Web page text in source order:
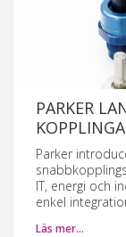
PARKER
Parker
IT, energi och
enkel
Läs mer…